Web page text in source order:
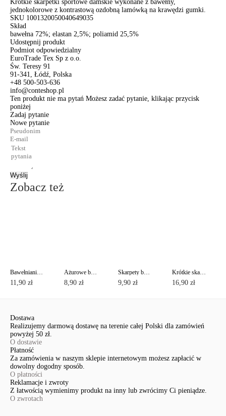
Krótkie skarpetki sportowe damskie wykonane z bawełny,
jednokolorowe z kontrastową ozdobną lamówką na krawędzi gumki.
SKU 1001320050040649035
Skład
bawełna 72%; elastan 2,5%; poliamid 25,5%
Udostępnij produkt
Podmiot odpowiedzialny
EuroTrade Tex Sp z o.o.
Św. Teresy 91
91-341, Łódź, Polska
+48 500-503-636
info@conteshop.pl
Ten produkt nie ma pytań Możesz zadać pytanie, klikając przycisk
poniżej
Zadaj pytanie
Nowe pytanie
Wyślij
Zobacz też
Bawełnianie skarpety CLASSIC
11,90 zł
Ażurowe bawełniane skarpety CLASSIC z pikotem
8,90 zł
Skarpety bawełniane z lureksem CLASSIC
9,90 zł
Krótkie skarpety bawełniane ACTIVE z stopa frotte
16,90 zł
Dostawa
Realizujemy darmową dostawę na terenie całej Polski dla zamówień
powyżej 50 zł.
O dostawie
Płatność
Za zamówienia w naszym sklepie internetowym możesz zapłacić w
dowolny dogodny sposób.
O płatności
Reklamacje i zwroty
Z łatwością wymienimy produkt na inny lub zwrócimy Ci pieniądze.
O zwrotach